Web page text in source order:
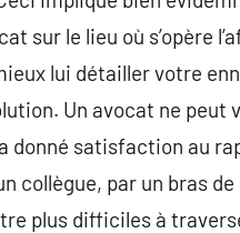
sur le lieu où s’opère
lui détailler votre
Un avocat ne peut
donné satisfaction au
collègue, par un bras
plus difficiles à